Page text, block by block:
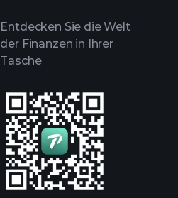
Entdecken Sie die Welt
der Finanzen in Ihrer
Tasche